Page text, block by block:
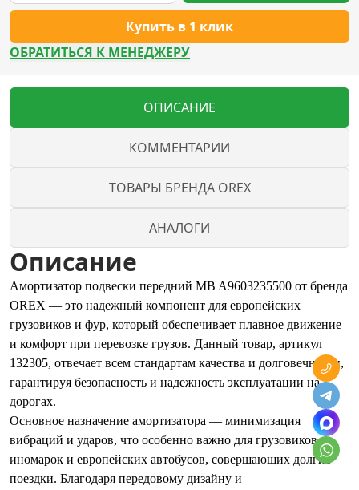
Купить в 1 клик
ОБРАТИТЬСЯ К МЕНЕДЖЕРУ
ОПИСАНИЕ
КОММЕНТАРИИ
ТОВАРЫ БРЕНДА OREX
АНАЛОГИ
Описание
Амортизатор подвески передний MB A9603235500 от бренда
OREX — это надежный компонент для европейских
грузовиков и фур, который обеспечивает плавное движение
и комфорт при перевозке грузов. Данный товар, артикул
132305, отвечает всем стандартам качества и долговечности,
гарантируя безопасность и надежность эксплуатации на
дорогах.
Основное назначение амортизатора — минимизация
вибраций и ударов, что особенно важно для грузовиков
иномарок и европейских автобусов, совершающих долгие
поездки. Благодаря передовому дизайну и